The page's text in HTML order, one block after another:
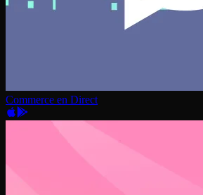
Commerce en Direct